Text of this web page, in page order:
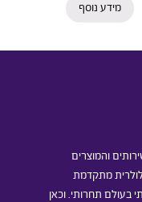
מידע נוסף
והמוצרים
מתקדמת
בעולם תחרותי. וכאן